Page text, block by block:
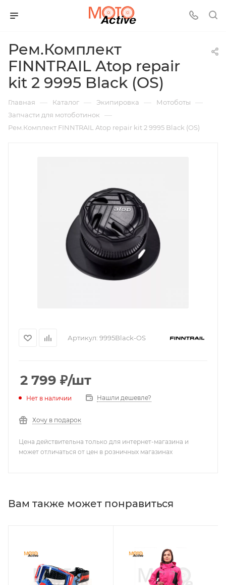
Рем.Комплект
FINNTRAIL Atop repair
kit 2 9995 Black (OS)
Главная — Каталог — Экипировка — Мотоботы —
Запчасти для мотоботинок —
Рем.Комплект FINNTRAIL Atop repair kit 2 9995 Black (OS)
Артикул: 9995Black-OS
2 799 ₽/шт
Нет в наличии Нашли дешевле?
Хочу в подарок
Цена действительна только для интернет-магазина и
может отличаться от цен в розничных магазинах
Вам также может понравиться